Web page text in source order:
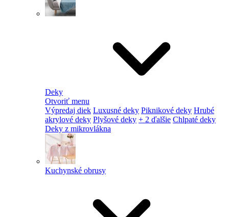
Deky
Otvoriť menu
Výpredaj diek Luxusné deky Piknikové deky Hrubé
akrylové deky Plyšové deky + 2 ďalšie Chlpaté deky
Deky z mikrovlákna
Kuchynské obrusy